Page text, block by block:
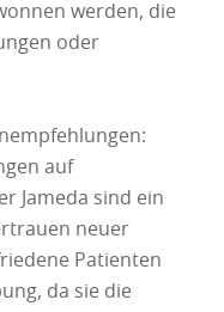
werden, die
oder
auf
Jameda sind ein
neuer
Patienten
da sie die